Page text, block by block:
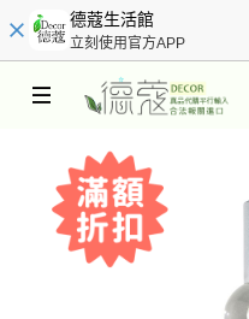
德蔻生活館
立刻使用官方APP